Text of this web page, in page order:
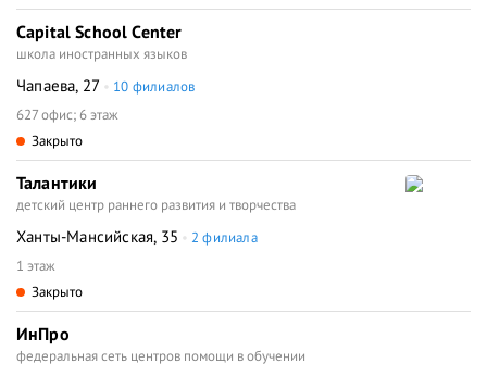
Capital School Center
школа иностранных языков
Чапаева, 27
10 филиалов
627 офис; 6 этаж
Закрыто
Талантики
детский центр раннего развития и творчества
Ханты-Мансийская, 35
2 филиала
1 этаж
Закрыто
ИнПро
федеральная сеть центров помощи в обучении